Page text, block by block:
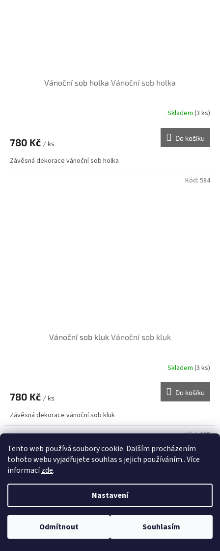
Tento web používá soubory cookie. Dalším procházením
tohoto webu vyjadřujete souhlas s jejich používáním.. Více
informacízde.
Nastavení
Odmítnout Souhlasím
Vánoční sob holka Vánoční sob holka
Skladem (3 ks)
780 Kč / ks
Do košíku
Závěsná dekorace vánoční sob holka
Vánoční sob kluk Vánoční sob kluk
Skladem (3 ks)
780 Kč / ks
Do košíku
Závěsná dekorace vánoční sob kluk
Kód: 584
Kód:285